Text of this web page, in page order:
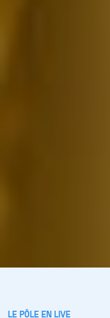
LE PÔLE EN LIVE